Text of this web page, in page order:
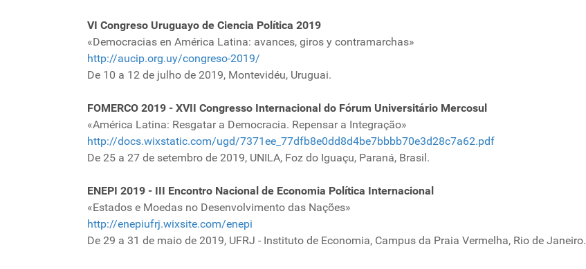
VI Congreso Uruguayo de Ciencia Política 2019
«Democracias en América Latina: avances, giros y contramarchas»
http://aucip.org.uy/congreso-2019/
De 10 a 12 de julho de 2019, Montevidéu, Uruguai.
FOMERCO 2019 - XVII Congresso Internacional do Fórum Universitário Mercosul
«América Latina: Resgatar a Democracia. Repensar a Integração»
http://docs.wixstatic.com/ugd/7371ee_77dfb8e0dd8d4be7bbbb70e3d28c7a62.pdf
De 25 a 27 de setembro de 2019, UNILA, Foz do Iguaçu, Paraná, Brasil.
ENEPI 2019 - III Encontro Nacional de Economia Política Internacional
«Estados e Moedas no Desenvolvimento das Nações»
http://enepiufrj.wixsite.com/enepi
De 29 a 31 de maio de 2019, UFRJ - Instituto de Economia, Campus da Praia Vermelha, Rio de Janeiro.